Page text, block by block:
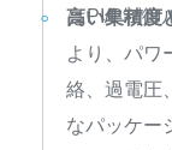
はPI/P制御
高い集積度
より、パワ
絡、過電圧
なパッケー